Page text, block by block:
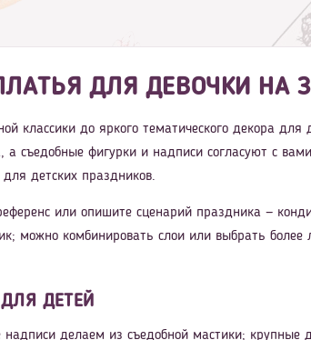
ДЛЯ ДЕВОЧКИ НА
классики до яркого тематического декора
а съедобные фигурки и надписи согласуют с
детских праздников.
или опишите сценарий праздника —
можно комбинировать слои или выбрать более
ДЕТЕЙ
делаем из съедобной мастики;